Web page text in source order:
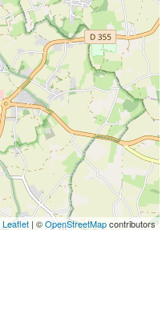
Leaflet | ©OpenStreetMapcontributors